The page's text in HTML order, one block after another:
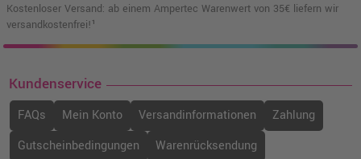
Kostenloser Versand: ab einem Ampertec Warenwert von 35€ liefern wir
versandkostenfrei!¹
Kundenservice
FAQs Mein Konto Versandinformationen
Zahlung
Gutscheinbedingungen
Warenrücksendung